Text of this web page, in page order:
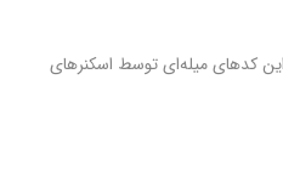
کدهای میله‌ای توسط اسکنرهای